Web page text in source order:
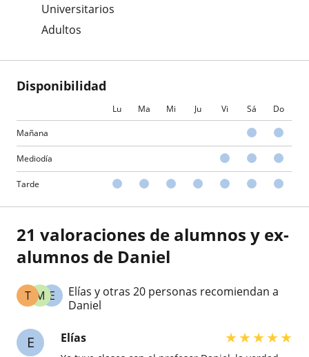
Universitarios
Adultos
Disponibilidad
Lu Ma Mi Ju Vi Sá Do
Mañana
Mediodía
Tarde
21 valoraciones de alumnos y ex-
alumnos de Daniel
E
M
T
Elías y otras 20 personas recomiendan a
Daniel
E Elías ★★★★★